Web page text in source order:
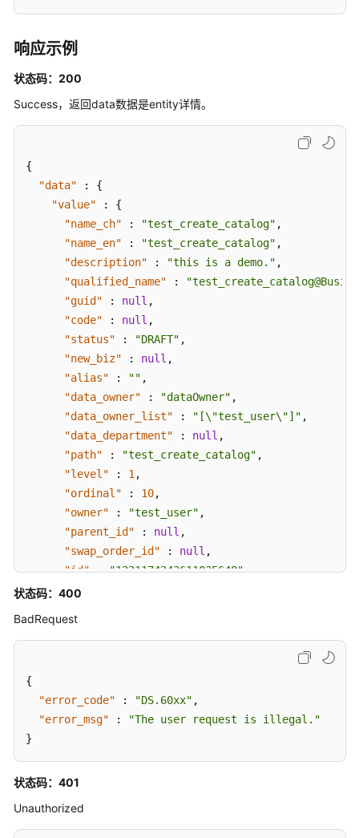
响应示例
状态码：200
Success，返回data数据是entity详情。
{
"data"
:
{
"value"
:
{
"name_ch"
: "test_create_catalog" ,
"name_en"
: "test_create_catalog" ,
"description"
: "this is a demo." ,
"qualified_name"
:
"guid"
: null ,
"code"
: null ,
"status"
: "DRAFT" ,
"new_biz"
: null ,
"alias"
: "" ,
"data_owner"
: "dataOwner" ,
"data_owner_list"
: "[\"test_user\"]" ,
"data_department"
: null ,
"path"
: "test_create_catalog" ,
"level"
: 1 ,
"ordinal"
: 10,
"owner"
: "test_user" ,
"parent_id"
: null ,
"swap_order_id"
: null ,
"id" : "1231174343611035648",
"qualified_id"
"create_by"
"2024-04-20T09:27:17.63+08:00"
"self_defined_fields"
"children_num" : null ,
}
}
状态码：400
BadRequest
{
"error_code"
: "DS.60xx" ,
"error_msg"
:
"The user request is illegal."
}
状态码：401
Unauthorized